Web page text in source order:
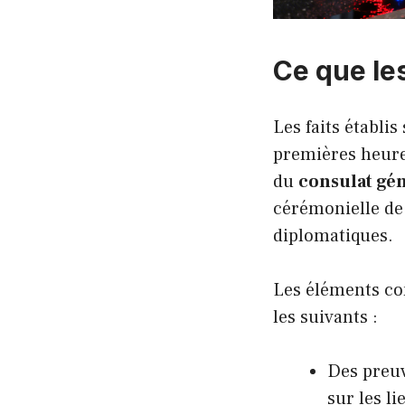
Ce que
Les faits
premières
du consulat
cérémonielle
diplomatiques.
Les éléments
les suivants :
Des
sur les